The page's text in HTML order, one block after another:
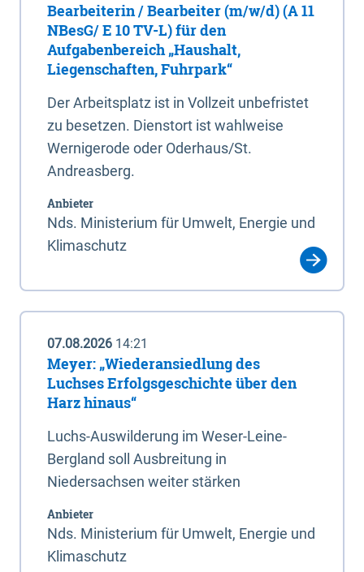
Bearbeiterin / Bearbeiter (m/w/d) (A 11
NBesG/ E 10 TV-L) für den
Aufgabenbereich „Haushalt,
Liegenschaften, Fuhrpark“
Der Arbeitsplatz ist in Vollzeit unbefristet
zu besetzen. Dienstort ist wahlweise
Wernigerode oder Oderhaus/St.
Andreasberg.
Anbieter
Nds. Ministerium für Umwelt, Energie und
Klimaschutz
07.08.2026 14:21
Meyer: „Wiederansiedlung des
Luchses Erfolgsgeschichte über den
Harz hinaus“
Luchs-Auswilderung im Weser-Leine-
Bergland soll Ausbreitung in
Niedersachsen weiter stärken
Anbieter
Nds. Ministerium für Umwelt, Energie und
Klimaschutz